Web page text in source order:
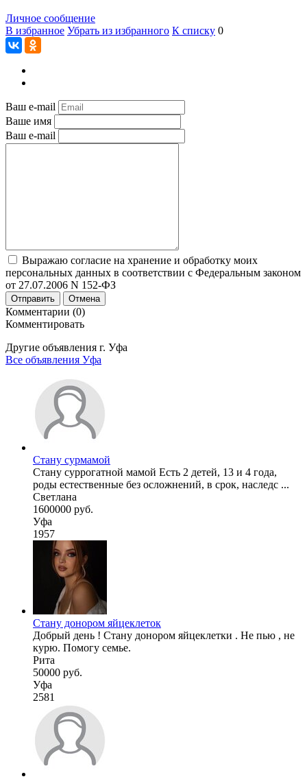
Личное сообщение
В избранное Убрать из избранного К списку 0
Ваш e-mail
Ваше имя
Ваш e-mail
Выражаю согласие на хранение и обработку моих
персональных данных в соответствии с Федеральным законом
от 27.07.2006 N 152-ФЗ
Отправить Отмена
Комментарии (0)
Комментировать
Другие объявления г. Уфа
Все объявления Уфа
Стану сурмамой
Стану суррогатной мамой Есть 2 детей, 13 и 4 года,
роды естественные без осложнений, в срок, наследс ...
Светлана
1600000 руб.
Уфа
1957
Стану донором яйцеклеток
Добрый день ! Стану донором яйцеклетки . Не пью , не
курю. Помогу семье.
Рита
50000 руб.
Уфа
2581